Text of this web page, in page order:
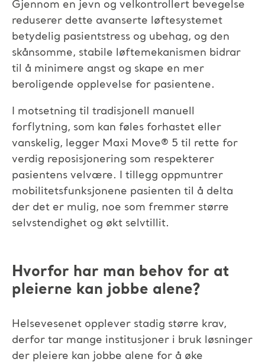
Gjennom en jevn og velkontrollert bevegelse
reduserer dette avanserte løftesystemet
betydelig pasientstress og ubehag, og den
skånsomme, stabile løftemekanismen bidrar
til å minimere angst og skape en mer
beroligende opplevelse for pasientene.
I motsetning til tradisjonell manuell
forflytning, som kan føles forhastet eller
vanskelig, legger Maxi Move® 5 til rette for
verdig reposisjonering som respekterer
pasientens velvære. I tillegg oppmuntrer
mobilitetsfunksjonene pasienten til å delta
der det er mulig, noe som fremmer større
selvstendighet og økt selvtillit.
Hvorfor har man behov for at
pleierne kan jobbe alene?
Helsevesenet opplever stadig større krav,
derfor tar mange institusjoner i bruk løsninger
der pleiere kan jobbe alene for å øke